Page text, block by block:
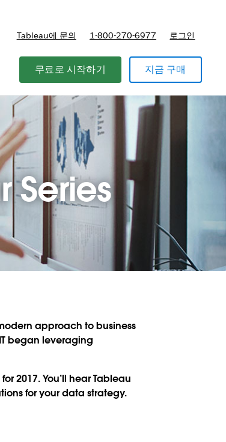
Tableau에 문의 1-800-270-6977 로그인
무료로 시작하기 지금 구매
Series
approach to business
began leveraging
2017. You’ll hear Tableau
for your data strategy.